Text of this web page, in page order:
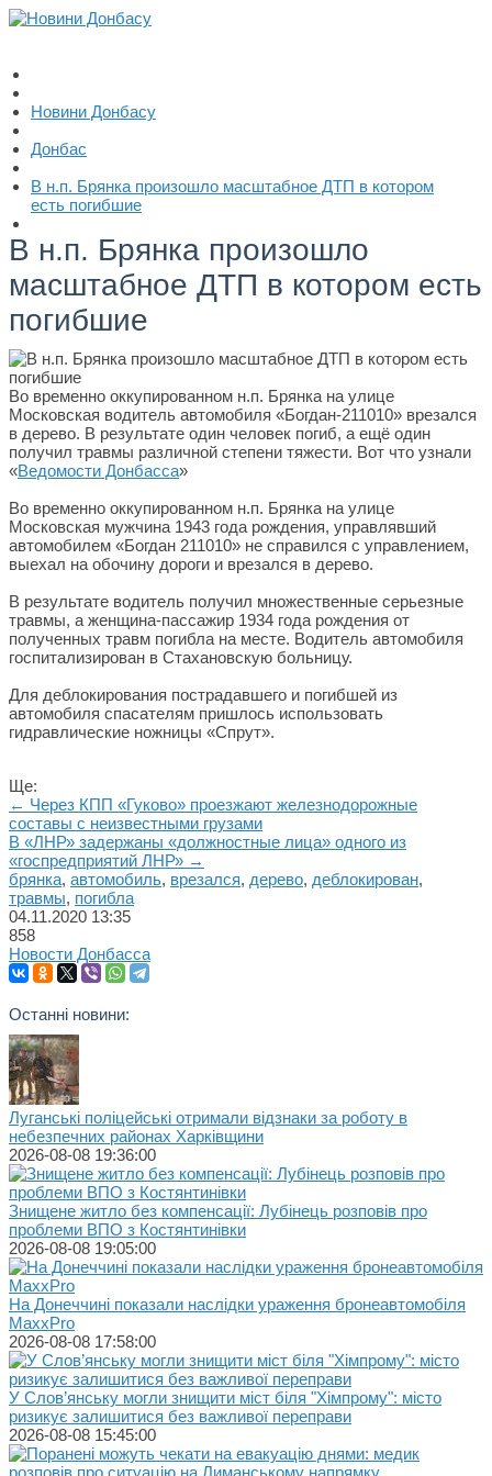
Новини Донбасу
Донбас
В н.п. Брянка произошло масштабное ДТП в котором
есть погибшие
В н.п. Брянка произошло
масштабное ДТП в котором есть
погибшие
Во временно оккупированном н.п. Брянка на улице
Московская водитель автомобиля «Богдан-211010» врезался
в дерево. В результате один человек погиб, а ещё один
получил травмы различной степени тяжести. Вот что узнали
«Ведомости Донбасса»
Во временно оккупированном н.п. Брянка на улице
Московская мужчина 1943 года рождения, управлявший
автомобилем «Богдан 211010» не справился с управлением,
выехал на обочину дороги и врезался в дерево.
В результате водитель получил множественные серьезные
травмы, а женщина-пассажир 1934 года рождения от
полученных травм погибла на месте. Водитель автомобиля
госпитализирован в Стахановскую больницу.
Для деблокирования пострадавшего и погибшей из
автомобиля спасателям пришлось использовать
гидравлические ножницы «Спрут».
Ще:
← Через КПП «Гуково» проезжают железнодорожные
составы с неизвестными грузами
В «ЛНР» задержаны «должностные лица» одного из
«госпредприятий ЛНР» →
брянка, автомобиль, врезался, дерево, деблокирован,
травмы, погибла
04.11.2020 13:35
858
Новости Донбасса
Останні новини:
Луганські поліцейські отримали відзнаки за роботу в
небезпечних районах Харківщини
2026-08-08 19:36:00
Знищене житло без компенсації: Лубінець розповів про
проблеми ВПО з Костянтинівки
2026-08-08 19:05:00
На Донеччині показали наслідки ураження бронеавтомобіля
MaxxPro
2026-08-08 17:58:00
У Слов’янську могли знищити міст біля "Хімпрому": місто
ризикує залишитися без важливої переправи
2026-08-08 15:45:00